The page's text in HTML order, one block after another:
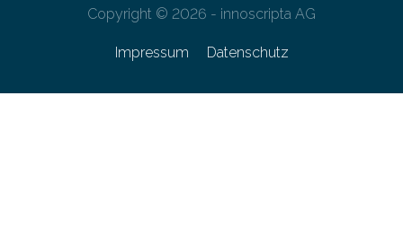
Copyright © 2026 - innoscripta AG
Impressum Datenschutz